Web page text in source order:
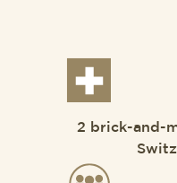
2 brick-and-